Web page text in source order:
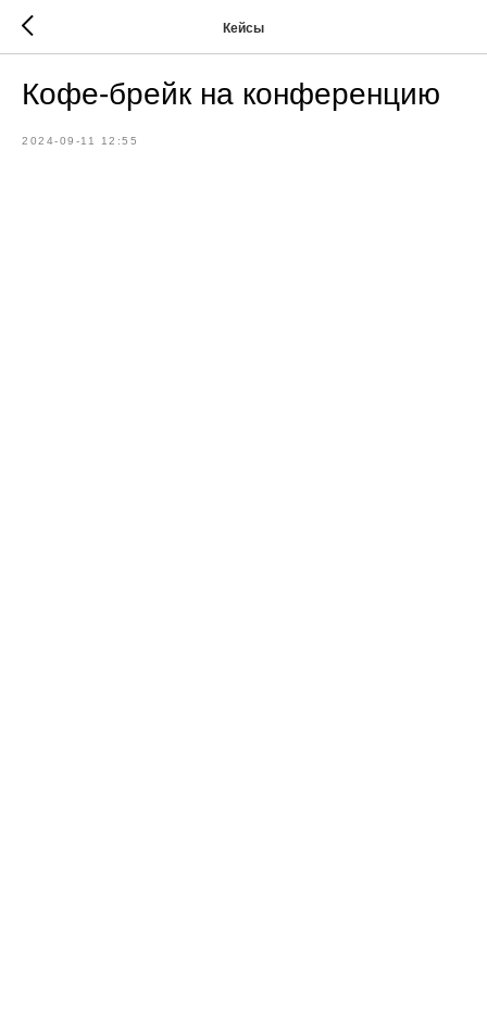
Кейсы
Кофе-брейк на конференцию
2024-09-11 12:55